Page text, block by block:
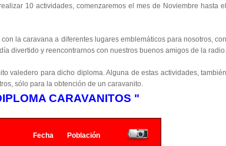
10 actividades, comenzaremos el mes de Noviembre hasta el
la caravana a diferentes lugares emblemáticos para nosotros, con
divertido y reencontrarnos con nuestros buenos amigos de la radio.
valedero para dicho diploma. Alguna de estas actividades, también
sólo para la obtención de un caravanito.
CARAVANITOS "
Fecha Población